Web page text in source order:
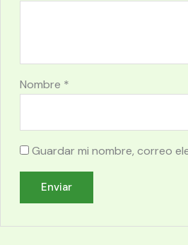
Nombre *
Guardar mi nombre, correo